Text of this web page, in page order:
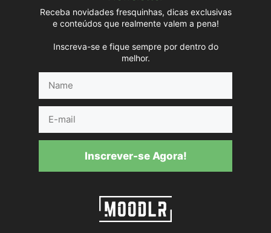
Receba novidades fresquinhas, dicas exclusivas
e conteúdos que realmente valem a pena!
Inscreva-se e fique sempre por dentro do
melhor.
mail
Inscrever-se Agora!